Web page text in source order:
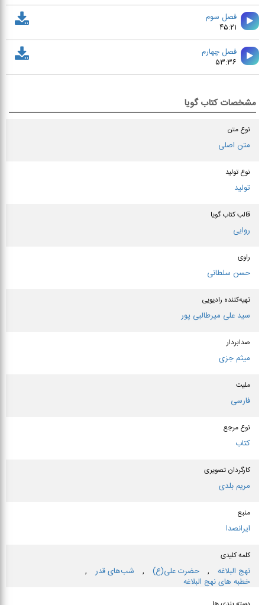
فصل سوم
۴۵:۲۱
فصل چهارم
۵۳:۳۶
مشخصات کتاب گویا
نوع متن
متن اصلی
نوع تولید
تولید
قالب کتاب گویا
روایی
راوی
حسن سلطانی
تهیه‌کننده رادیویی
سید علی میرطالبی پور
صدابردار
میثم جزی
ملیت
فارسی
نوع مرجع
کتاب
کارگردان تصویری
مریم بلدی
منبع
ایرانصدا
کلمه کلیدی
نهج البلاغه , حضرت علی(ع) , شب‌های قدر
,
خطبه های نهج البلاغه